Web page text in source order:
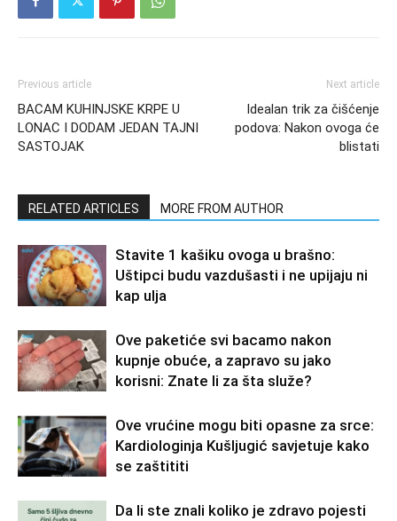
Previous article
BACAM KUHINJSKE KRPE U
LONAC I DODAM JEDAN TAJNI
SASTOJAK
Next article
Idealan trik za čišćenje
podova: Nakon ovoga će
blistati
RELATED ARTICLES MORE FROM AUTHOR
Stavite 1 kašiku ovoga u brašno:
Uštipci budu vazdušasti i ne upijaju ni
kap ulja
Ove paketiće svi bacamo nakon
kupnje obuće, a zapravo su jako
korisni: Znate li za šta služe?
Ove vrućine mogu biti opasne za srce:
Kardiologinja Kušljugić savjetuje kako
se zaštititi
Da li ste znali koliko je zdravo pojesti